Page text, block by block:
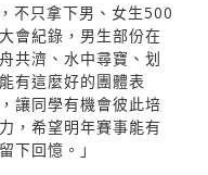
不只拿下男、女生500
會紀錄，男生部份在
共濟、水中尋寶、划
有這麼好的團體表
讓同學有機會彼此培
，希望明年賽事能有
下回憶。」